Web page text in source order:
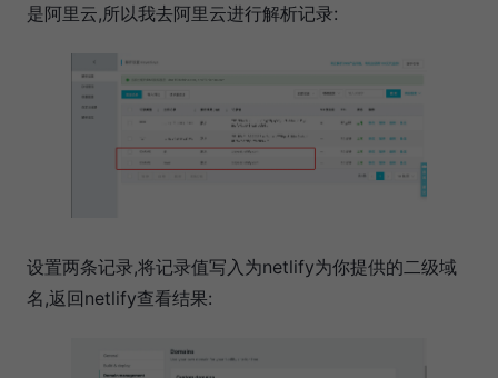
是阿里云,所以我去阿里云进行解析记录:
设置两条记录,将记录值写入为netlify为你提供的二级域
名,返回netlify查看结果: